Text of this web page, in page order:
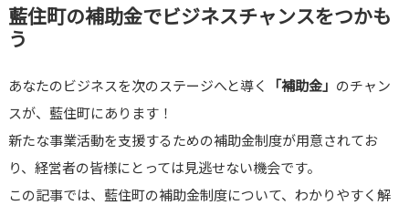
藍住町の補助金でビジネスチャンスをつかも
う
あなたのビジネスを次のステージへと導く 「補助金」 のチャン
スが、藍住町にあります！
新たな事業活動を支援するための補助金制度が用意されてお
り、経営者の皆様にとっては見逃せない機会です。
この記事では、藍住町の補助金制度について、わかりやすく解